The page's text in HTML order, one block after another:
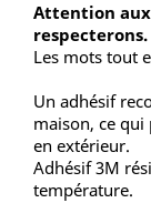
Attention
respecterons.
Les mots tout
Un adhésif
maison, ce
en extérieur.
Adhésif 3M
température.